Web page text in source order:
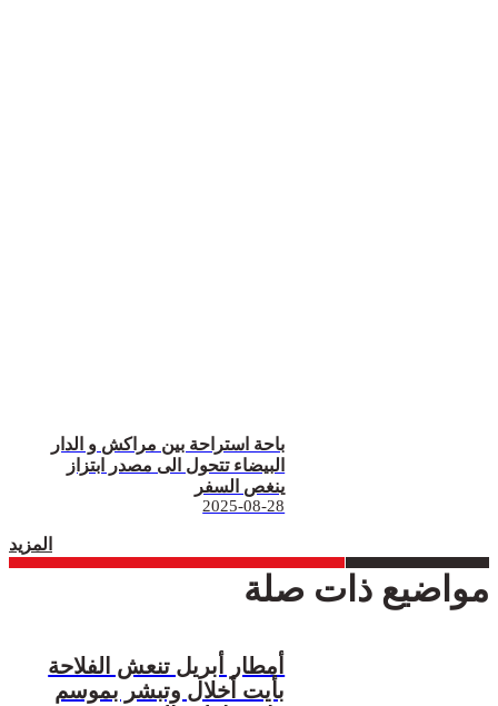
باحة استراحة بين مراكش و الدار
البيضاء تتحول الى مصدر ابتزاز
ينغص السفر
2025-08-28
المزيد
مواضيع ذات صلة
أمطار أبريل تنعش الفلاحة
بأيت أخلال وتبشر بموسم